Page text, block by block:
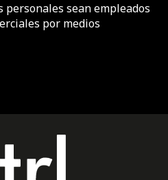
personales sean empleados
por medios